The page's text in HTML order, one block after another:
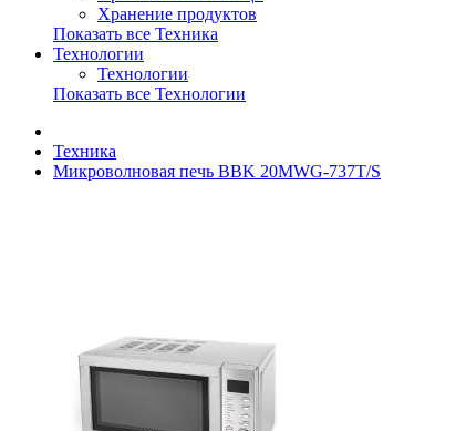
Хранение продуктов
Показать все Техника
Технологии
Технологии
Показать все Технологии
Техника
Микроволновая печь BBK 20MWG-737T/S